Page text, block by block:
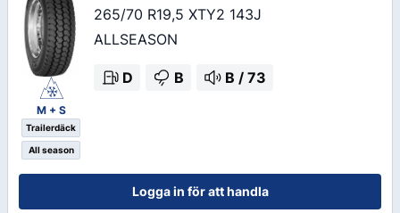
M + S
Trailerdäck
All season
265/70 R19,5 XTY2 143J
ALLSEASON
D B B / 73
Logga in för att handla